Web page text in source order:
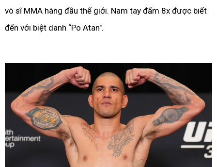
võ sĩ MMA hàng đầu thế giới. Nam tay đấm 8x được biết
đến với biệt danh “Po Atan".